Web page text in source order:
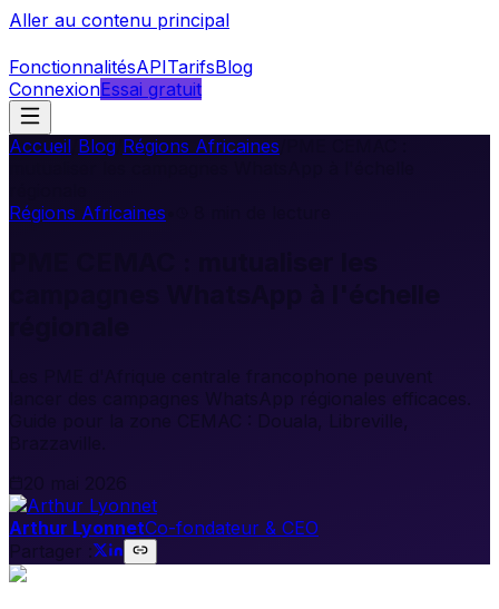
Aller au contenu principal
FonctionnalitésAPITarifsBlog
ConnexionEssai gratuit
Accueil Blog Régions Africaines
Régions Africaines
lancer des campagnes WhatsApp régionales efficaces.
Guide pour la zone CEMAC : Douala, Libreville,
Arthur LyonnetCo-fondateur & CEO
Partager :